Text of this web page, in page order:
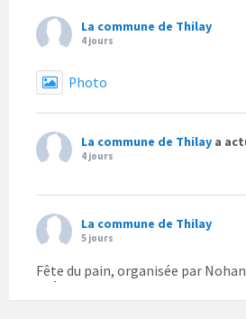
La commune de Thilay
4 jours
Photo
La commune de Thilay a
4 jours
La commune de Thilay
5 jours
Fête du pain, organisée par
août.